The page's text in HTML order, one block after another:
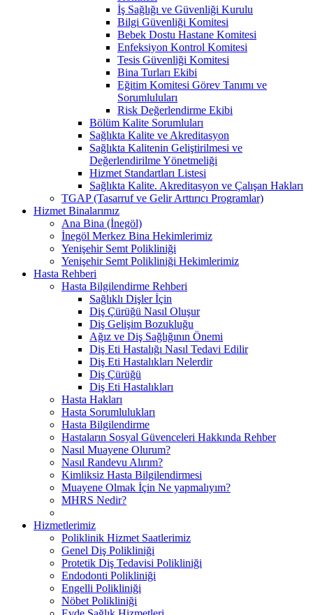
İş Sağlığı ve Güvenliği Kurulu
Bilgi Güvenliği Komitesi
Bebek Dostu Hastane Komitesi
Enfeksiyon Kontrol Komitesi
Tesis Güvenliği Komitesi
Bina Turları Ekibi
Eğitim Komitesi Görev Tanımı ve
Sorumluluları
Risk Değerlendirme Ekibi
Bölüm Kalite Sorumluları
Sağlıkta Kalite ve Akreditasyon
Sağlıkta Kalitenin Geliştirilmesi ve
Değerlendirilme Yönetmeliği
Hizmet Standartları Listesi
Sağlıkta Kalite. Akreditasyon ve Çalışan Hakları
TGAP (Tasarruf ve Gelir Arttırıcı Programlar)
Hizmet Binalarımız
Ana Bina (İnegöl)
İnegöl Merkez Bina Hekimlerimiz
Yenişehir Semt Polikliniği
Yenişehir Semt Polikliniği Hekimlerimiz
Hasta Rehberi
Hasta Bilgilendirme Rehberi
Sağlıklı Dişler İçin
Diş Çürüğü Nasıl Oluşur
Diş Gelişim Bozukluğu
Ağız ve Diş Sağlığının Önemi
Diş Eti Hastalığı Nasıl Tedavi Edilir
Diş Eti Hastalıkları Nelerdir
Diş Çürüğü
Diş Eti Hastalıkları
Hasta Hakları
Hasta Sorumlulukları
Hasta Bilgilendirme
Hastaların Sosyal Güvenceleri Hakkında Rehber
Nasıl Muayene Olurum?
Nasıl Randevu Alırım?
Kimliksiz Hasta Bilgilendirmesi
Muayene Olmak İçin Ne yapmalıyım?
MHRS Nedir?
Hizmetlerimiz
Poliklinik Hizmet Saatlerimiz
Genel Diş Polikliniği
Protetik Diş Tedavisi Polikliniği
Endodonti Polikliniği
Engelli Polikliniği
Nöbet Polikliniği